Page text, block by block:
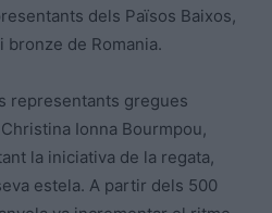
dels Països Baixos,
bronze de Romania.
representants gregues
Ionna Bourmpou,
la iniciativa de la regata,
estela. A partir dels 500